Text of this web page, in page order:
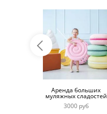
Аренда больших
муляжных сладостей
3000 руб